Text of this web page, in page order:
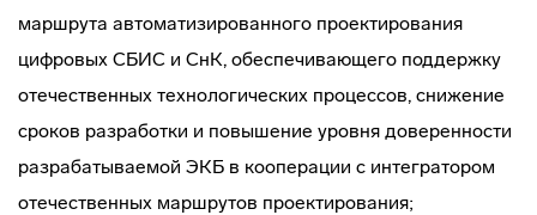
маршрута автоматизированного проектирования
цифровых СБИС и СнК, обеспечивающего поддержку
отечественных технологических процессов, снижение
сроков разработки и повышение уровня доверенности
разрабатываемой ЭКБ в кооперации с интегратором
отечественных маршрутов проектирования;